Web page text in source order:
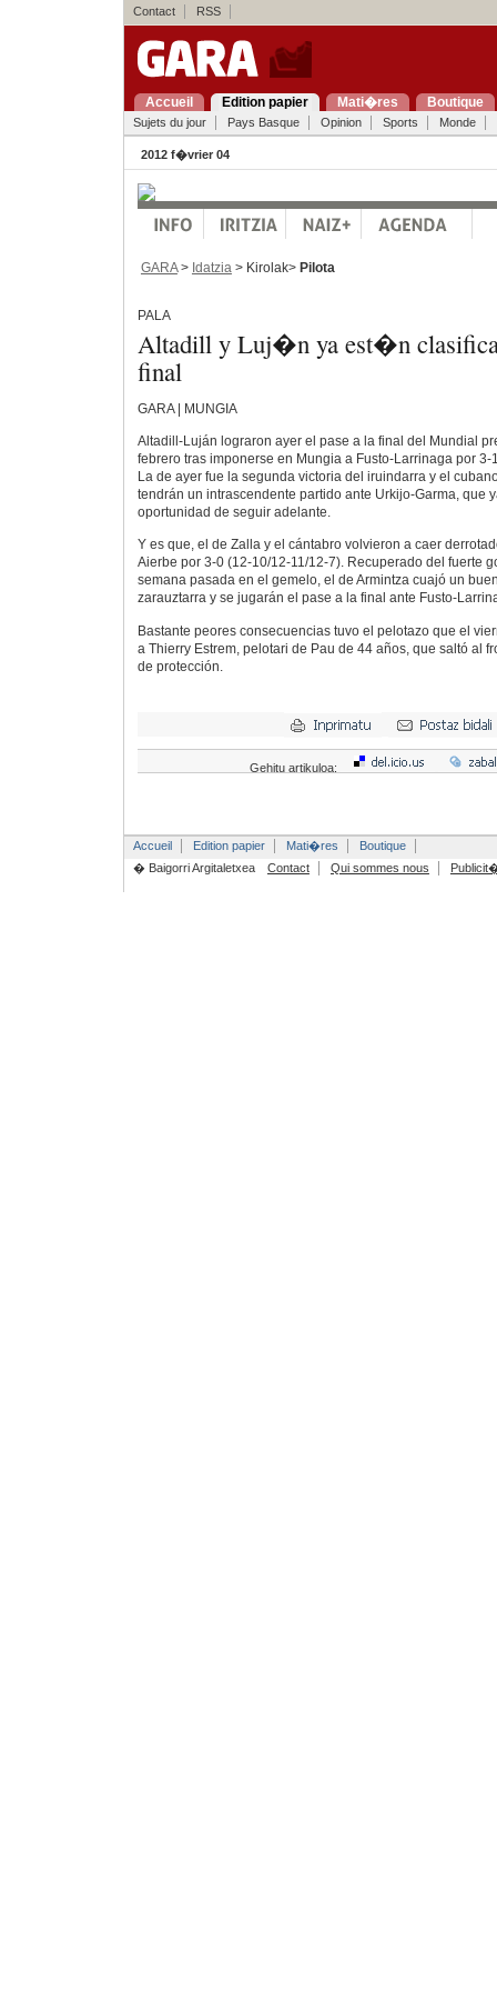
Contact RSS
Accueil Edition papier Mati�res Boutique
Sujets du jour Pays Basque Opinion Sports Monde
2012 f�vrier 04
GARA> Idatzia > Kirolak> Pilota
PALA
Altadill y Luj�n ya est�n
final
GARA | MUNGIA
Altadill-Luján lograron ayer el pase a la final del Mundial
febrero tras imponerse en Mungia a Fusto-Larrinaga por 3-
La de ayer fue la segunda victoria del iruindarra y el
tendrán un intrascendente partido ante Urkijo-Garma, que
oportunidad de seguir adelante.
Y es que, el de Zalla y el cántabro volvieron a caer
Aierbe por 3-0 (12-10/12-11/12-7). Recuperado del fuerte
semana pasada en el gemelo, el de Armintza cuajó un
zarauztarra y se jugarán el pase a la final ante Fusto-
Bastante peores consecuencias tuvo el pelotazo que el
a Thierry Estrem, pelotari de Pau de 44 años, que saltó al
de protección.
Gehitu artikuloa:
Accueil Edition papier Mati�res
Boutique
� Baigorri Argitaletxea
Contact Qui sommes nous